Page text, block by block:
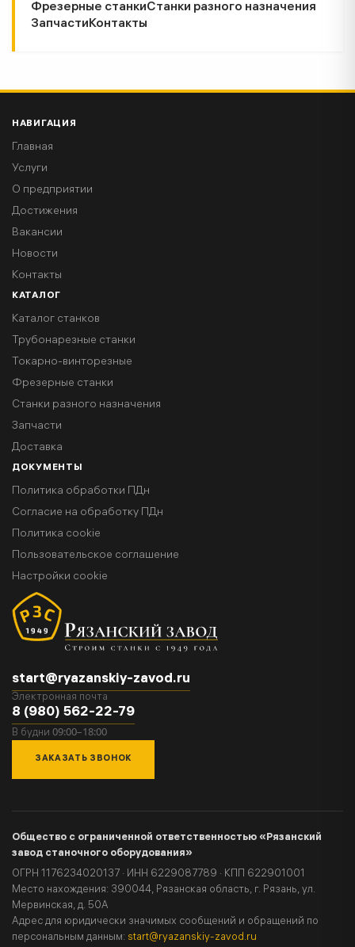
Фрезерные станкиСтанки разного назначения
ЗапчастиКонтакты
start@ryazanskiy-zavod.ru
Электронная почта
8 (980) 562-22-79
В будни 09:00–18:00
ЗАКАЗАТЬ ЗВОНОК
НАВИГАЦИЯ
Главная
Услуги
О предприятии
Достижения
Вакансии
Новости
Контакты
КАТАЛОГ
Каталог станков
Трубонарезные станки
Токарно-винторезные
Фрезерные станки
Станки разного назначения
Запчасти
Доставка
ДОКУМЕНТЫ
Политика обработки ПДн
Согласие на обработку ПДн
Политика cookie
Пользовательское соглашение
Настройки cookie
Общество с ограниченной ответственностью «Рязанский
завод станочного оборудования»
ОГРН 1176234020137 · ИНН 6229087789 · КПП 622901001
Место нахождения: 390044, Рязанская область, г. Рязань, ул.
Мервинская, д. 50А
Адрес для юридически значимых сообщений и обращений по
персональным данным: start@ryazanskiy-zavod.ru